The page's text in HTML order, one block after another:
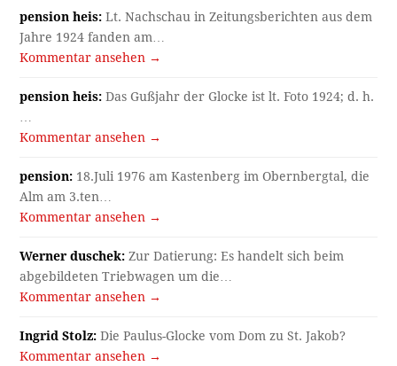
pension heis: Lt. Nachschau in Zeitungsberichten aus dem
Jahre 1924 fanden am…
Kommentar ansehen →
pension heis: Das Gußjahr der Glocke ist lt. Foto 1924; d. h.
Kommentar ansehen →
pension: 18.Juli 1976 am Kastenberg im Obernbergtal, die
Alm am 3.ten…
Kommentar ansehen →
Werner duschek: Zur Datierung: Es handelt sich beim
abgebildeten Triebwagen um die…
Kommentar ansehen →
Ingrid Stolz: Die Paulus-Glocke vom Dom zu St. Jakob?
Kommentar ansehen →